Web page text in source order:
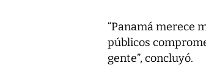
“Panamá merece
públicos
gente”, concluyó.